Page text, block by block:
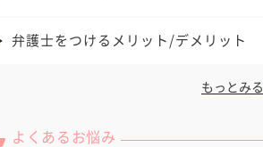
弁護士をつけるメリット/デメリット
もっとみる
よくあるお悩み